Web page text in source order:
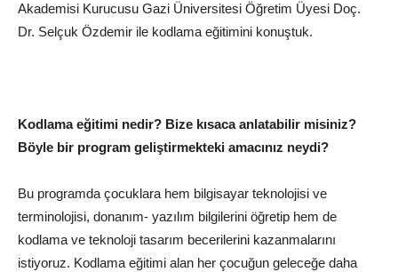
Akademisi Kurucusu Gazi Üniversitesi Öğretim Üyesi Doç.
Dr. Selçuk Özdemir ile kodlama eğitimini konuştuk.
Kodlamaeğitimi nedir? Bize kısaca anlatabilir misiniz?
Böyle bir program geliştirmekteki amacınız neydi?
Bu programda çocuklara hem bilgisayar teknolojisi ve
terminolojisi, donanım- yazılım bilgilerini öğretip hem de
kodlama ve teknoloji tasarım becerilerini kazanmalarını
istiyoruz. Kodlama eğitimi alan her çocuğun geleceğe daha